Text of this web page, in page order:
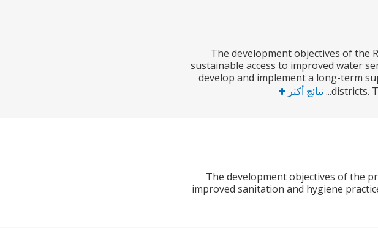
The development objectives of the
sustainable access to improved water
develop and implement a long-term
districts.
نتائج أكثر
The development objectives of the
improved sanitation and hygiene